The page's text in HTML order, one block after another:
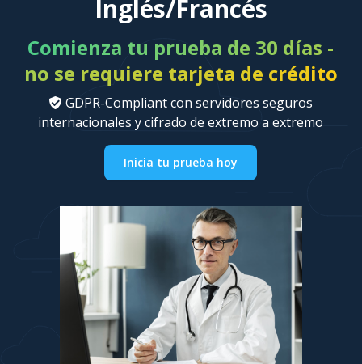
Inglés/Francés
Comienza tu prueba de 30 días -
no se requiere tarjeta de crédito
GDPR-Compliant con servidores seguros
internacionales y cifrado de extremo a extremo
Inicia tu prueba hoy